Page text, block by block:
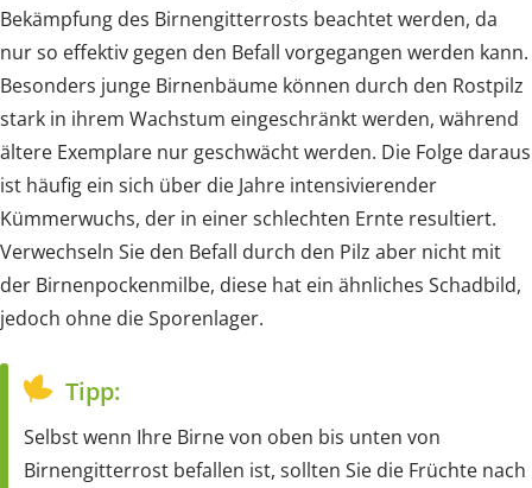
Bekämpfung des Birnengitterrosts beachtet werden, da
nur so effektiv gegen den Befall vorgegangen werden kann.
Besonders junge Birnenbäume können durch den Rostpilz
stark in ihrem Wachstum eingeschränkt werden, während
ältere Exemplare nur geschwächt werden. Die Folge daraus
ist häufig ein sich über die Jahre intensivierender
Kümmerwuchs, der in einer schlechten Ernte resultiert.
Verwechseln Sie den Befall durch den Pilz aber nicht mit
der Birnenpockenmilbe, diese hat ein ähnliches Schadbild,
jedoch ohne die Sporenlager.
Tipp:
Selbst wenn Ihre Birne von oben bis unten von
Birnengitterrost befallen ist, sollten Sie die Früchte nach